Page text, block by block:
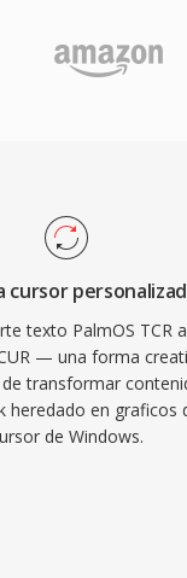
cursor
texto PalmOS TCR a
— una forma
transformar
heredado en graficos
de Windows.